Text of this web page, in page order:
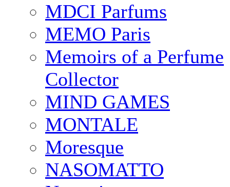
MDCI Parfums
MEMO Paris
Memoirs of a Perfume
Collector
MIND GAMES
MONTALE
Moresque
NASOMATTO